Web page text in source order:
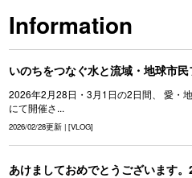
Information
いのちをつなぐ水と流域・地球市
2026年2月28日・3月1日の2日間、 愛・
にて開催さ...
2026/02/28更新 |[VLOG]
あけましておめでとうございます